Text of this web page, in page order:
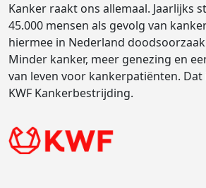
Kanker raakt ons allemaal. Jaarlijks
45.000 mensen als gevolg van
hiermee in Nederland
Minder kanker, meer genezing en
van leven voor kankerpatiënten. Dat
KWF Kankerbestrijding.